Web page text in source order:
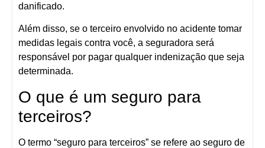
danificado.
Além disso, se o terceiro envolvido no acidente tomar
medidas legais contra você, a seguradora será
responsável por pagar qualquer indenização que seja
determinada.
O que é um seguro para
terceiros?
O termo “seguro para terceiros” se refere ao seguro de